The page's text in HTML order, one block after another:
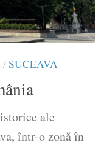
/SUCEAVA
ale
într-o zonă în